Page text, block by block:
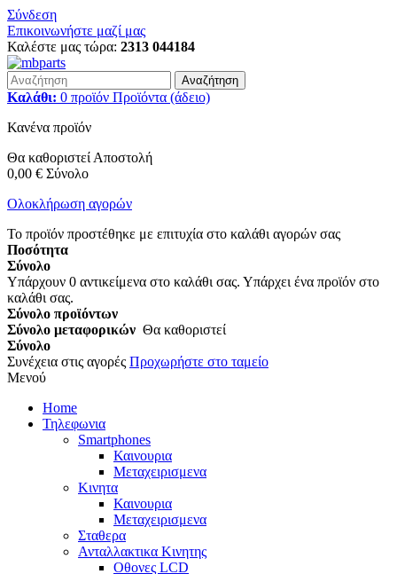
Σύνδεση
Επικοινωνήστε μαζί μας
Καλέστε μας τώρα: 2313 044184
Αναζήτηση
Καλάθι: 0 προϊόν Προϊόντα (άδειο)
Κανένα προϊόν
Θα καθοριστεί Αποστολή
0,00 € Σύνολο
Ολοκλήρωση αγορών
Το προϊόν προστέθηκε με επιτυχία στο καλάθι αγορών σας
Ποσότητα
Σύνολο
Υπάρχουν 0 αντικείμενα στο καλάθι σας. Υπάρχει ένα προϊόν στο
καλάθι σας.
Σύνολο προϊόντων
Σύνολο μεταφορικών Θα καθοριστεί
Σύνολο
Συνέχεια στις αγορές Προχωρήστε στο ταμείο
Μενού
Home
Τηλεφωνια
Smartphones
Καινουρια
Μεταχειρισμενα
Κινητα
Καινουρια
Μεταχειρισμενα
Σταθερα
Ανταλλακτικα Κινητης
Οθονες LCD